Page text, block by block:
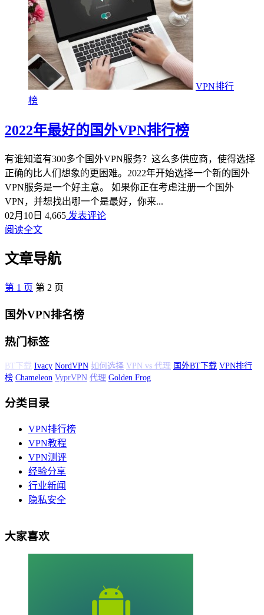
VPN排行
榜
2022年最好的国外VPN排行榜
有谁知道有300多个国外VPN服务？这么多供应商，使得选择
正确的比人们想象的更困难。2022年开始选择一个新的国外
VPN服务是一个好主意。 如果你正在考虑注册一个国外
VPN，并想找出哪一个是最好，你来...
02月10日 4,665 发表评论
阅读全文
文章导航
第 1 页 第 2 页
国外VPN排名榜
热门标签
Ivacy NordVPN 如何选择 VPN vs 代理 国外BT下载 VPN排行榜
Chameleon VyprVPN 代理 Golden Frog
分类目录
VPN排行榜
VPN教程
VPN测评
经验分享
行业新闻
隐私安全
大家喜欢